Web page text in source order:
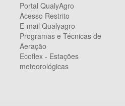
Portal QualyAgro
Acesso Restrito
E-mail Qualyagro
Programas e Técnicas de
Aeração
Ecoflex - Estações
meteorológicas